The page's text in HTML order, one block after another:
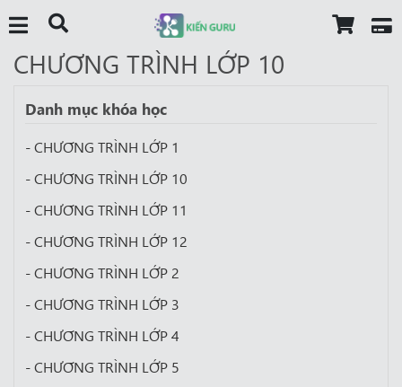
CHƯƠNG TRÌNH LỚP 10
Danh mục khóa học
- CHƯƠNG TRÌNH LỚP 1
- CHƯƠNG TRÌNH LỚP 10
- CHƯƠNG TRÌNH LỚP 11
- CHƯƠNG TRÌNH LỚP 12
- CHƯƠNG TRÌNH LỚP 2
- CHƯƠNG TRÌNH LỚP 3
- CHƯƠNG TRÌNH LỚP 4
- CHƯƠNG TRÌNH LỚP 5